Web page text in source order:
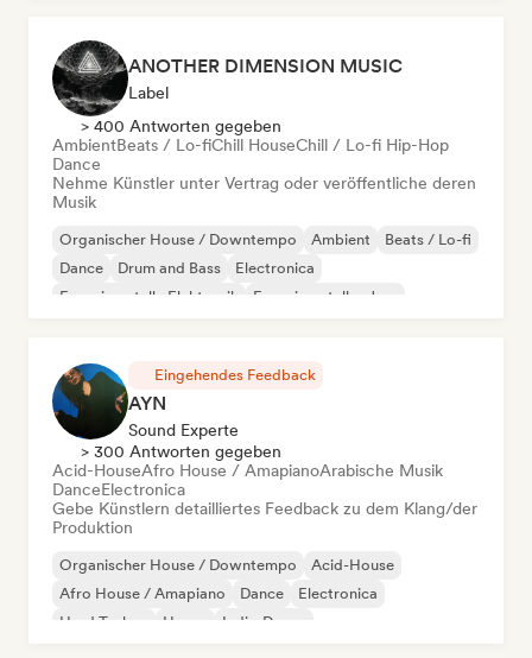
ANOTHER DIMENSION MUSIC
Label
> 400 Antworten gegeben
AmbientBeats / Lo-fiChill HouseChill / Lo-fi Hip-Hop
Dance
Nehme Künstler unter Vertrag oder veröffentliche deren
Musik
Organischer House / Downtempo Ambient
Beats / Lo-fi
Dance
Drum and Bass
Electronica
Experimentelle Elektronik
Experimenteller Jazz
Eingehendes Feedback
AYN
Sound Experte
> 300 Antworten gegeben
Acid-HouseAfro House / AmapianoArabische Musik
DanceElectronica
Gebe Künstlern detailliertes Feedback zu dem Klang/der
Produktion
Organischer House / Downtempo
Acid-House
Afro House / Amapiano
Dance
Electronica
Hard Techno
House Indie-Dance